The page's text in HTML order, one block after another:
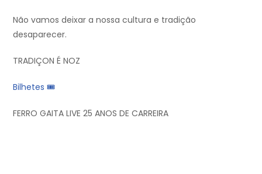
Não vamos deixar a nossa cultura e tradição
desaparecer.
TRADIÇON É NOZ
Bilhetes 🎟
FERRO GAITA LIVE 25 ANOS DE CARREIRA